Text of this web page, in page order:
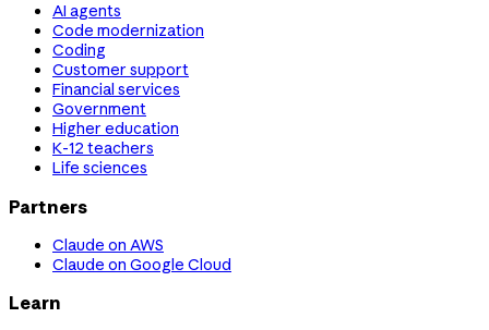
AI agents
Code modernization
Coding
Customer support
Financial services
Government
Higher education
K-12 teachers
Life sciences
Partners
Claude on AWS
Claude on Google Cloud
Learn